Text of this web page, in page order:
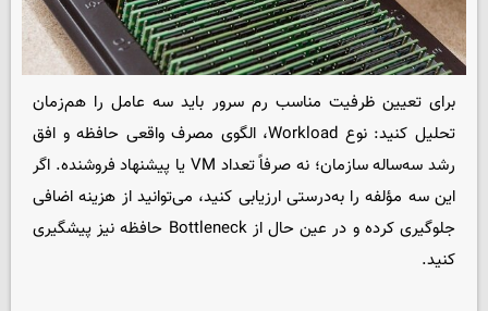
برای تعیین ظرفیت مناسب رم سرور باید سه عامل را هم‌زمان
تحلیل کنید: نوع Workload، الگوی مصرف واقعی حافظه و افق
رشد سه‌ساله سازمان؛ نه صرفاً تعداد VM یا پیشنهاد فروشنده. اگر
این سه مؤلفه را به‌درستی ارزیابی کنید، می‌توانید از هزینه اضافی
جلوگیری کرده و در عین حال از Bottleneck حافظه نیز پیشگیری
کنید.